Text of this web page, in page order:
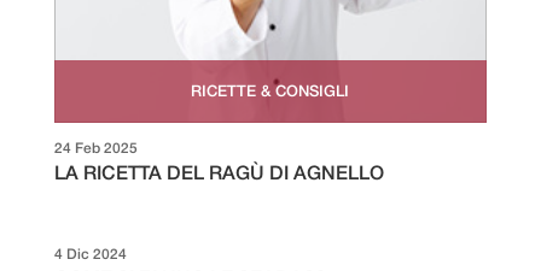
RICETTE & CONSIGLI
LA RICETTA DEL RAGÙ DI AGNELLO
24 Feb 2025
4 Dic 2024